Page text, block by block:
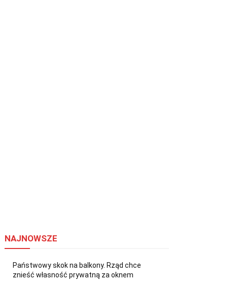
NAJNOWSZE
Państwowy skok na balkony. Rząd chce
znieść własność prywatną za oknem